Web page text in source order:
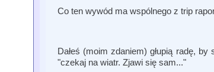
Co ten wywód ma wspólnego z trip
Dałeś (moim zdaniem) głupią radę,
"czekaj na wiatr. Zjawi się sam..."